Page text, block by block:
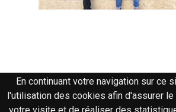
En continuant votre navigation sur ce
l'utilisation des cookies afin d'assurer